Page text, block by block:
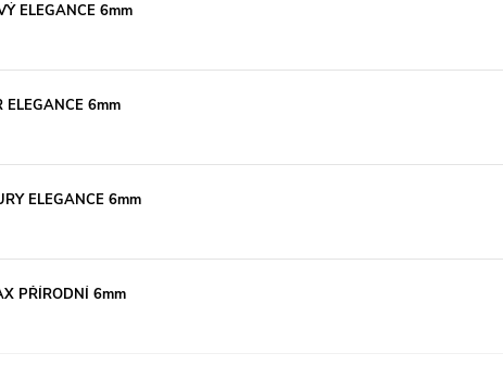
ELEGANCE 6mm
6mm
ELEGANCE 6mm
PŘÍRODNÍ 6mm